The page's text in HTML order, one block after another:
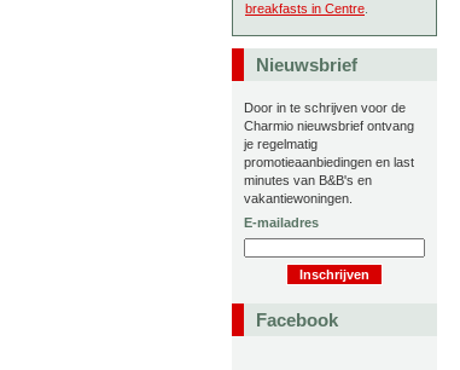
breakfasts in Centre
Nieuwsbrief
Door in te schrijven voor de
Charmio nieuwsbrief ontvang
je regelmatig
promotieaanbiedingen en last
minutes van B&B's en
vakantiewoningen.
E-mailadres
Facebook